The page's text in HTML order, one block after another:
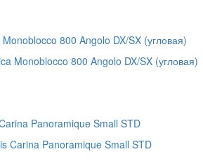
800 Angolo DX/SX (угловая)
Panoramique Small STD